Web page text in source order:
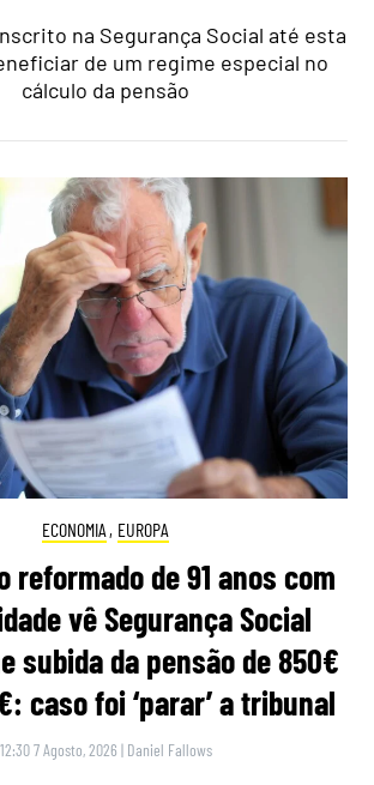
na Segurança Social até esta
de um regime especial no
cálculo da pensão
ECONOMIA , EUROPA
reformado de 91 anos com
vê Segurança Social
subida da pensão de 850€
caso foi ‘parar’ a tribunal
12:30 7 Agosto, 2026 | Daniel Fallows